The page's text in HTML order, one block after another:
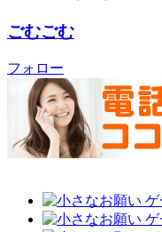
ごむごむ
フォロー